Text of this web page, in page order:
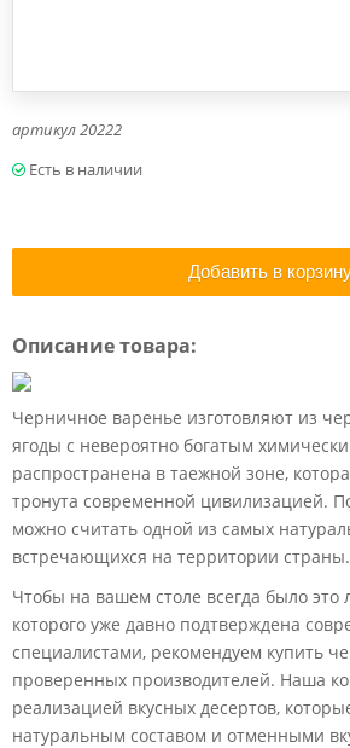
артикул20222
Добавить в
Описание товара:
Черничное варенье изготовляют из
ягоды с невероятно богатым
распространена в таежной зоне,
тронута современной цивилизацией.
можно считать одной из самых
встречающихся на территории страны.
Чтобы на вашем столе всегда было это
которого уже давно подтверждена
специалистами, рекомендуем купить
проверенных производителей. Наша
реализацией вкусных десертов,
натуральным составом и отменными